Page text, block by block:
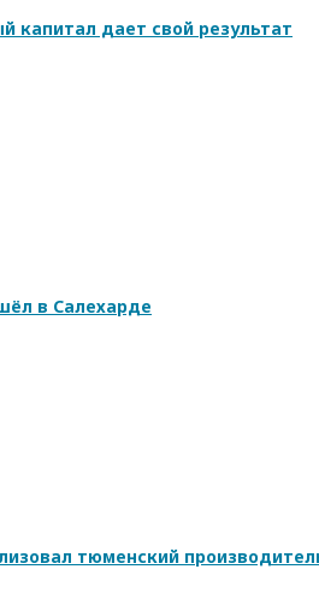
капитал дает свой результат
в Салехарде
тюменский